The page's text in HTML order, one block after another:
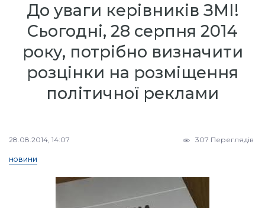
До уваги керівників ЗМІ!
Cьогодні, 28 серпня 2014
року, потрібно визначити
розцінки на розміщення
політичної реклами
28.08.2014, 14:07 307 Переглядів
НОВИНИ